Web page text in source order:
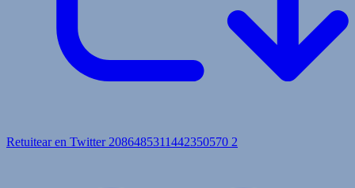
Retuitear en Twitter 2086485311442350570 2